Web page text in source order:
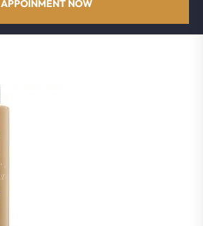
APPOINMENT NOW